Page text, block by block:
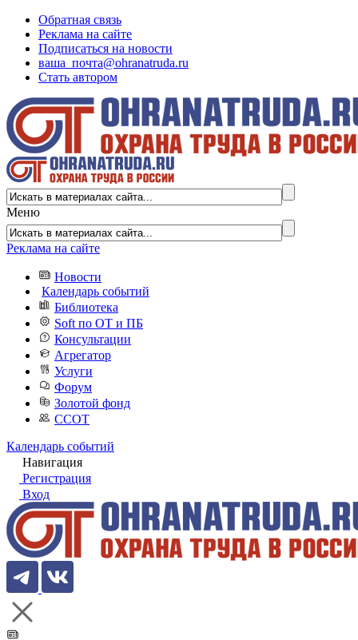
Обратная связь
Реклама на сайте
Подписаться на новости
ваша_почта@ohranatruda.ru
Стать автором
Меню
Реклама на сайте
Новости
Календарь событий
Библиотека
Soft по ОТ и ПБ
Консультации
Агрегатор
Услуги
Форум
Золотой фонд
ССОТ
Календарь событий
Навигация
Регистрация
Вход